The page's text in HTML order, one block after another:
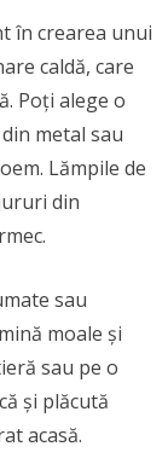
în crearea unui
caldă, care
Poți alege o
metal sau
Lămpile de
din
sau
moale și
sau pe o
și plăcută
acasă.